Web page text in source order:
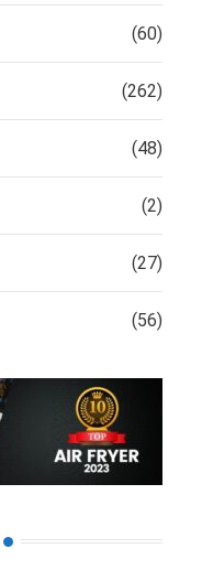
(60)
(262)
(48)
(2)
(27)
(56)